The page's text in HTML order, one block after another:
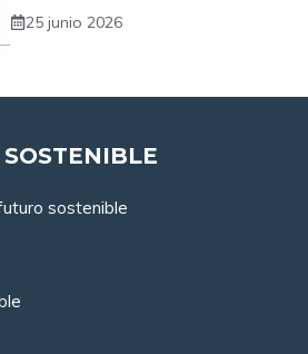
25 junio 2026
sostenible